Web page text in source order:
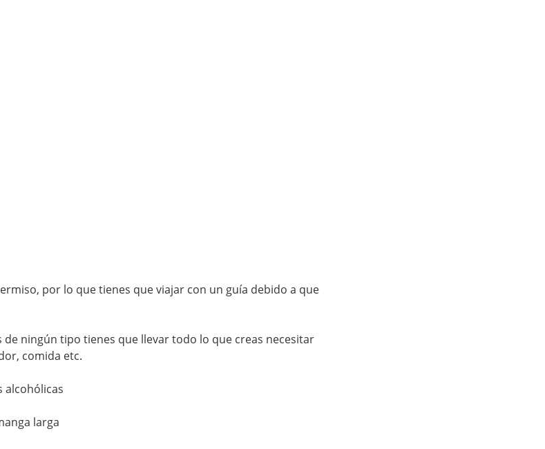
por lo que tienes que viajar con un guía debido a que
ningún tipo tienes que llevar todo lo que creas necesitar
comida etc.
alcohólicas
larga